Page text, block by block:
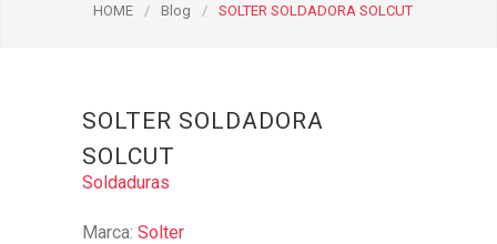
HOME
/ Blog / SOLTER SOLDADORA SOLCUT
SOLTER SOLDADORA
SOLCUT
Soldaduras
Marca: Solter